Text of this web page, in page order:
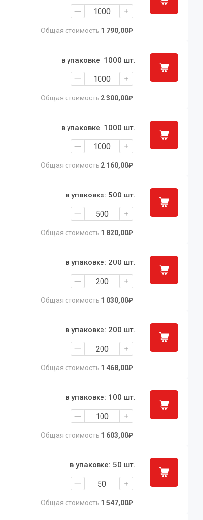
Общая стоимость 1 790,00₽
в упаковке: 1000 шт.
Общая стоимость 2 300,00₽
в упаковке: 1000 шт.
Общая стоимость 2 160,00₽
в упаковке: 500 шт.
Общая стоимость 1 820,00₽
в упаковке: 200 шт.
Общая стоимость 1 030,00₽
в упаковке: 200 шт.
Общая стоимость 1 468,00₽
в упаковке: 100 шт.
Общая стоимость 1 603,00₽
в упаковке: 50 шт.
Общая стоимость 1 547,00₽